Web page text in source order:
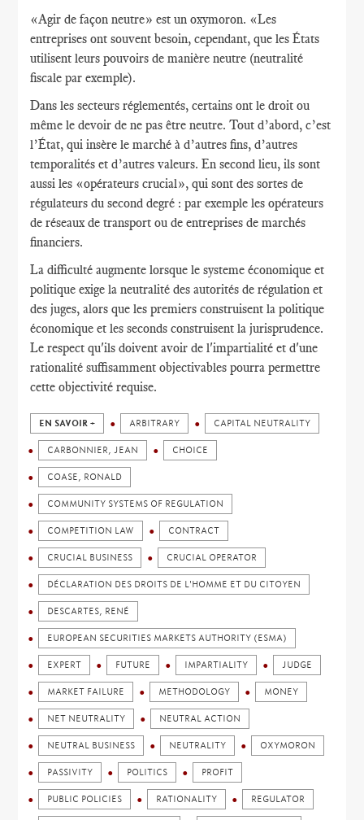
«Agir de façon neutre» est un oxymoron. «Les
entreprises ont souvent besoin, cependant, que les États
utilisent leurs pouvoirs de manière neutre (neutralité
fiscale par exemple).
Dans les secteurs réglementés, certains ont le droit ou
même le devoir de ne pas être neutre. Tout d’abord, c’est
l’État, qui insère le marché à d’autres fins, d’autres
temporalités et d’autres valeurs. En second lieu, ils sont
aussi les «opérateurs crucial», qui sont des sortes de
régulateurs du second degré : par exemple les opérateurs
de réseaux de transport ou de entreprises de marchés
financiers.
La difficulté augmente lorsque le systeme économique et
politique exige la neutralité des autorités de régulation et
des juges, alors que les premiers construisent la politique
économique et les seconds construisent la jurisprudence.
Le respect qu'ils doivent avoir de l'impartialité et d'une
rationalité suffisamment objectivables pourra permettre
cette objectivité requise.
EN SAVOIR + ARBITRARY CAPITAL NEUTRALITY
CARBONNIER, JEAN CHOICE
COASE, RONALD
COMMUNITY SYSTEMS OF REGULATION
COMPETITION LAW CONTRACT
CRUCIAL BUSINESS CRUCIAL OPERATOR
DÉCLARATION DES DROITS DE L'HOMME ET DU CITOYEN
DESCARTES, RENÉ
EUROPEAN SECURITIES MARKETS AUTHORITY (ESMA)
EXPERT FUTURE IMPARTIALITY JUDGE
MARKET FAILURE METHODOLOGY MONEY
NET NEUTRALITY NEUTRAL ACTION
NEUTRAL BUSINESS NEUTRALITY OXYMORON
PASSIVITY POLITICS PROFIT
PUBLIC POLICIES RATIONALITY REGULATOR